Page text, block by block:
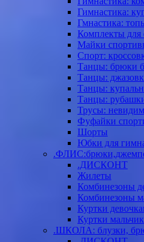
Гимнастика:
Гмнастика:
Комплекты для
Майки
Спорт:
Танцы: брюки
Танцы:
Танцы:
Танцы:
Трусы:
Фуфайки
Шорты
Юбки для
.ДИСКОНТ
Жилеты
Комбинезоны
Комбинезоны
Куртки
Куртки
.ШКОЛА: блузки,